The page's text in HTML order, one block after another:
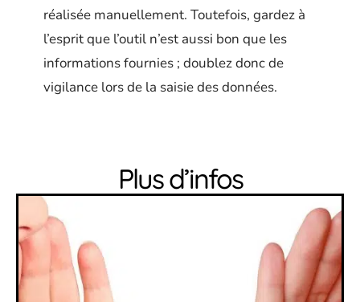
réalisée manuellement. Toutefois, gardez à
l’esprit que l’outil n’est aussi bon que les
informations fournies ; doublez donc de
vigilance lors de la saisie des données.
Plus d’infos